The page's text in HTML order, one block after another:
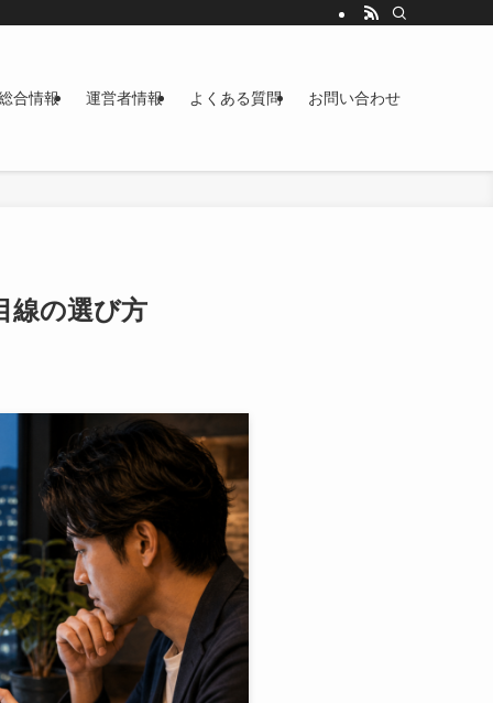
合情報 運営者情報 よくある質問 お問い合わせ
線の選び方